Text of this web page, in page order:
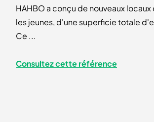
HAHBO a conçu de nouveaux
les jeunes, d'une superficie totale
Ce ...
Consultez cette référence